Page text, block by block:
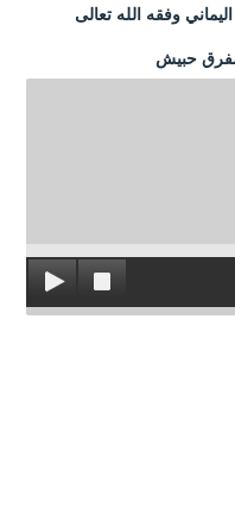
وفقه الله تعالى
حبيش